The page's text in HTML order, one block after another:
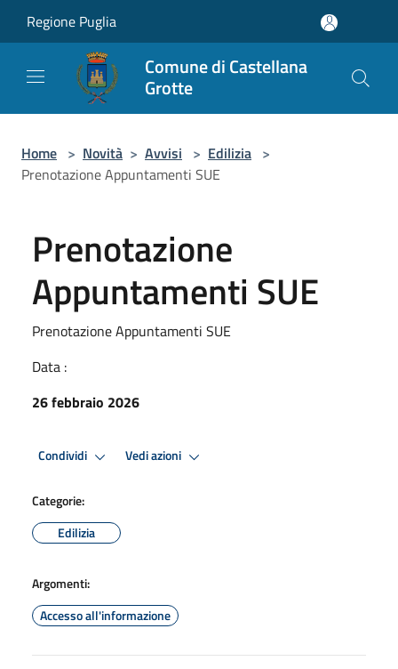
Regione Puglia
Comune di Castellana
Grotte
Home > Novità > Avvisi > Edilizia >
Prenotazione Appuntamenti SUE
Prenotazione
Appuntamenti SUE
Prenotazione Appuntamenti SUE
Data :
26 febbraio 2026
Condividi Vedi azioni
Categorie:
Edilizia
Argomenti:
Accesso all'informazione